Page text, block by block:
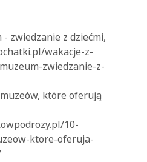
zwiedzanie z dziećmi,
wakacje-z-
zwiedzanie-z-
które oferują
10-
ktore-oferuja-